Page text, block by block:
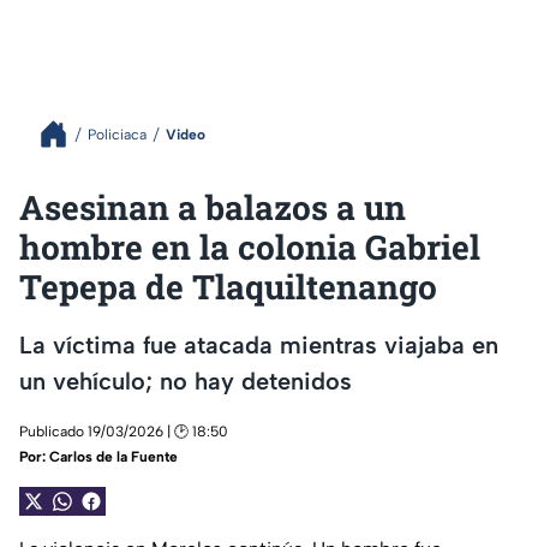
Policiaca Video
Asesinan a balazos a un
hombre en la colonia Gabriel
Tepepa de Tlaquiltenango
La víctima fue atacada mientras viajaba en
un vehículo; no hay detenidos
Publicado 19/03/2026 | 🕑 18:50
Por: Carlos de la Fuente